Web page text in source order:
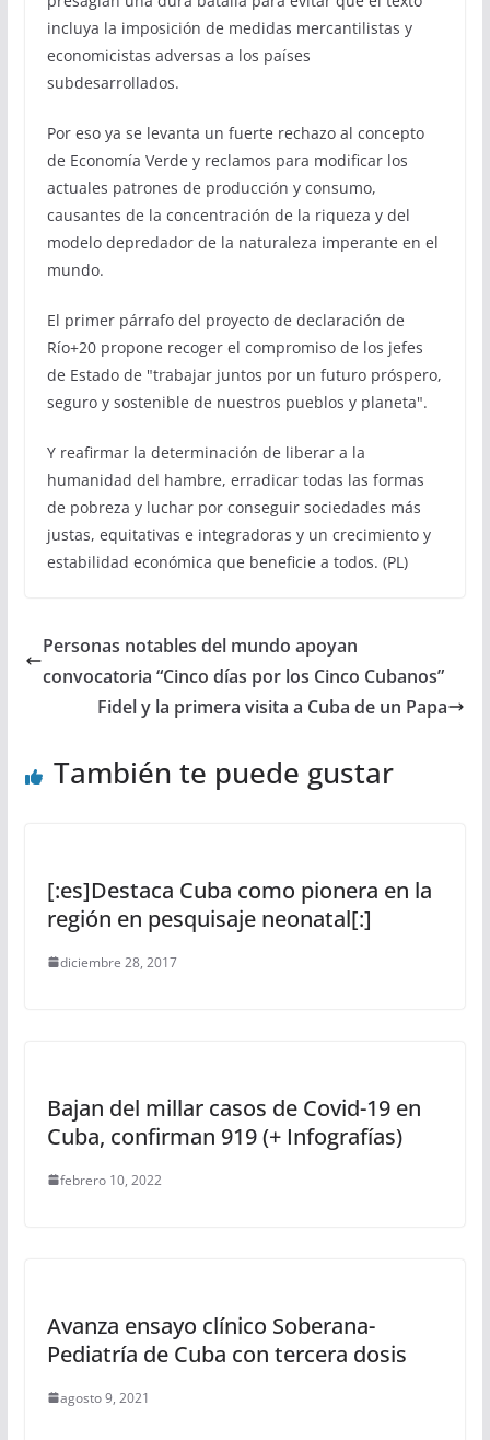
incluya la imposición de medidas mercantilistas y
economicistas adversas a los países
subdesarrollados.
Por eso ya se levanta un fuerte rechazo al concepto
de Economía Verde y reclamos para modificar los
actuales patrones de producción y consumo,
causantes de la concentración de la riqueza y del
modelo depredador de la naturaleza imperante en el
mundo.
El primer párrafo del proyecto de declaración de
Río+20 propone recoger el compromiso de los jefes
de Estado de "trabajar juntos por un futuro próspero,
seguro y sostenible de nuestros pueblos y planeta".
Y reafirmar la determinación de liberar a la
humanidad del hambre, erradicar todas las formas
de pobreza y luchar por conseguir sociedades más
justas, equitativas e integradoras y un crecimiento y
estabilidad económica que beneficie a todos. (PL)
Personas notables del mundo apoyan
convocatoria “Cinco días por los Cinco Cubanos”
Fidel y la primera visita a Cuba de un Papa
También te puede gustar
[:es]Destaca Cuba como pionera en la
región en pesquisaje neonatal[:]
diciembre 28, 2017
Bajan del millar casos de Covid-19 en
Cuba, confirman 919 (+ Infografías)
febrero 10, 2022
Avanza ensayo clínico Soberana-
Pediatría de Cuba con tercera dosis
agosto 9, 2021